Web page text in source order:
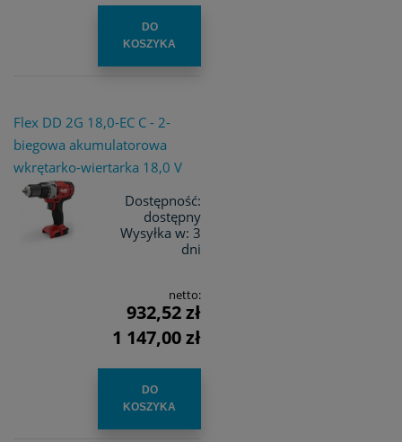
DO
KOSZYKA
Flex DD 2G 18,0-EC C - 2-
biegowa akumulatorowa
wkrętarko-wiertarka 18,0 V
Dostępność:
dostępny
Wysyłka w: 3
dni
netto:
932,52 zł
1 147,00 zł
DO
KOSZYKA